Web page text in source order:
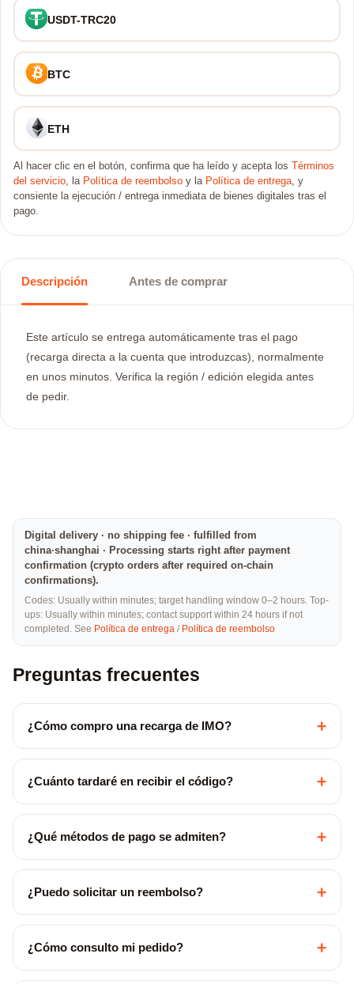
USDT-TRC20
BTC
ETH
Al hacer clic en el botón, confirma que ha leído y acepta los
Términos
del servicio, la Política de reembolso y la Política de entrega, y
consiente la ejecución / entrega inmediata de bienes digitales tras el
pago.
Descripción Antes de comprar
Este artículo se entrega automáticamente tras el pago
(recarga directa a la cuenta que introduzcas), normalmente
en unos minutos. Verifica la región / edición elegida antes
de pedir.
Digital delivery · no shipping fee · fulfilled from
china·shanghai · Processing starts right after payment
confirmation (crypto orders after required on-chain
confirmations).
Codes: Usually within minutes; target handling window 0–2 hours. Top-
ups: Usually within minutes; contact support within 24 hours if not
completed. See Política de entrega / Política de reembolso
Preguntas frecuentes
¿Cómo compro una recarga de IMO? +
¿Cuánto tardaré en recibir el código? +
¿Qué métodos de pago se admiten? +
¿Puedo solicitar un reembolso? +
¿Cómo consulto mi pedido? +